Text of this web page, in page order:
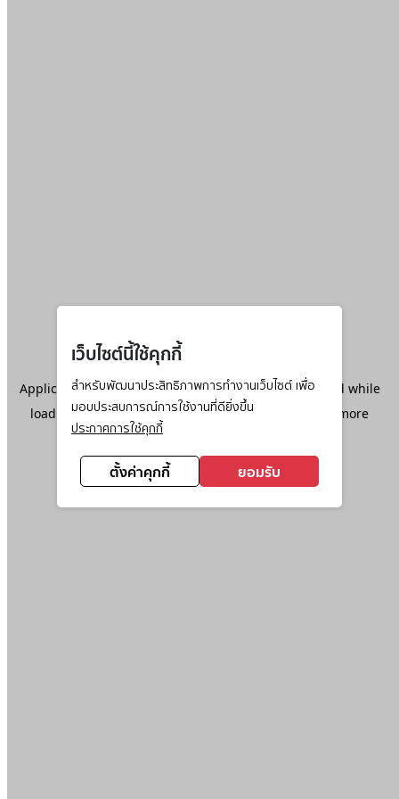
เว็บไซต์นี้ใช้คุกกี้
สำหรับพัฒนาประสิทธิภาพการทำงานเว็บไซต์ เพื่อ
มอบประสบการณ์การใช้งานที่ดียิ่งขึ้น
ประกาศการใช้คุกกี้
ตั้งค่าคุกกี้ ยอมรับ
Application error: aclient-side exception has occurred while
loadingwww.ktc.co.th(see the browser console
for more
information).